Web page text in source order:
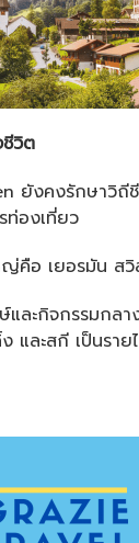
วิต
ยังคงรักษาวิถี
ท่องเที่ยว
ญ่คือ เยอรมัน ส
และกิจกรรมกลา
และสกี เป็นรา